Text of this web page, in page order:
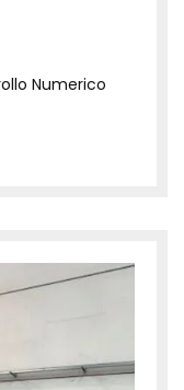
Numerico